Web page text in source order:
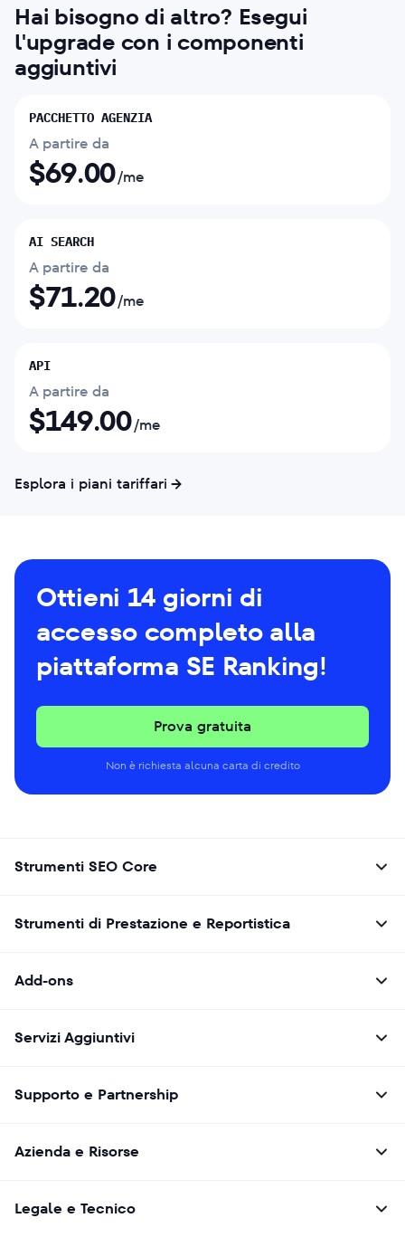
Hai bisogno di altro? Esegui
l'upgrade con i componenti
aggiuntivi
PACCHETTO AGENZIA
A partire da
$69.00/me
AI SEARCH
A partire da
$71.20/me
API
A partire da
$149.00/me
Esplora i piani tariffari
Ottieni 14 giorni di
accesso completo alla
piattaforma SE Ranking!
Prova gratuita
Non è richiesta alcuna carta di credito
Strumenti SEO Core
Strumenti di Prestazione e Reportistica
Add-ons
Servizi Aggiuntivi
Supporto e Partnership
Azienda e Risorse
Legale e Tecnico